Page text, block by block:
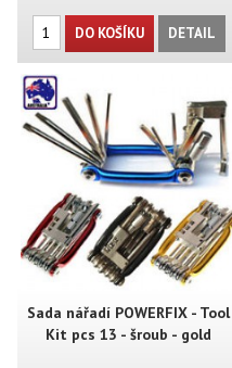
DO KOŠÍKU DETAIL
Sada nářadí POWERFIX - Tool
Kit pcs 13 - šroub - gold